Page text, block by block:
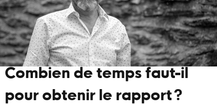
Combien de temps faut-il
pour obtenir le rapport ?